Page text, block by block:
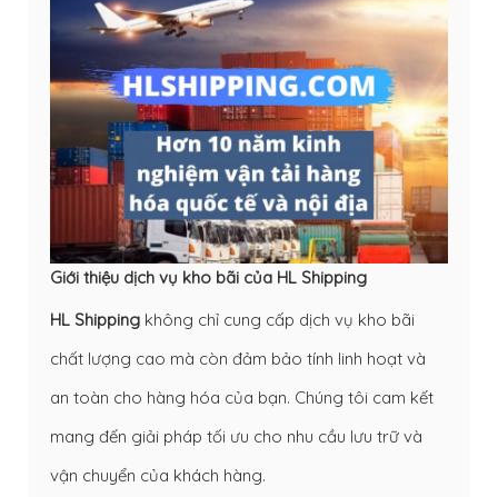
Giới thiệu dịch vụ kho bãi của HL Shipping
HL Shipping không chỉ cung cấp dịch vụ kho bãi
chất lượng cao mà còn đảm bảo tính linh hoạt và
an toàn cho hàng hóa của bạn. Chúng tôi cam kết
mang đến giải pháp tối ưu cho nhu cầu lưu trữ và
vận chuyển của khách hàng.